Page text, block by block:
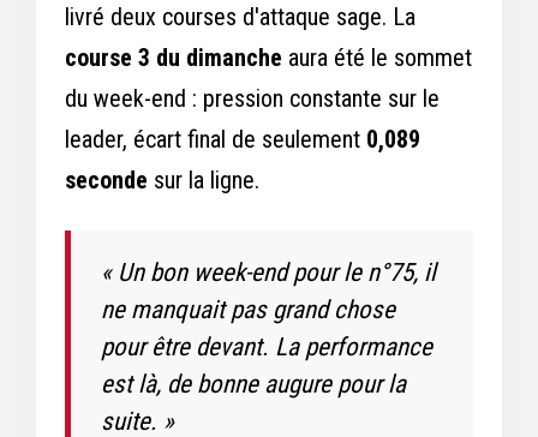
livré deux courses d'attaque sage. La
course 3 du dimanche aura été le sommet
du week-end : pression constante sur le
leader, écart final de seulement 0,089
seconde sur la ligne.
« Un bon week-end pour le n°75, il
ne manquait pas grand chose
pour être devant. La performance
est là, de bonne augure pour la
suite. »